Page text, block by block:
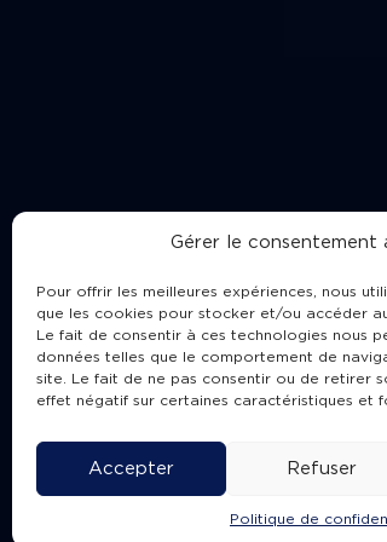
Gérer le consentement
Pour offrir les meilleures expériences, nous
que les cookies pour stocker et/ou accéder
Le fait de consentir à ces technologies nous
données telles que le comportement de
site. Le fait de ne pas consentir ou de retirer
effet négatif sur certaines caractéristiques et
Accepter Refuser
Politique de